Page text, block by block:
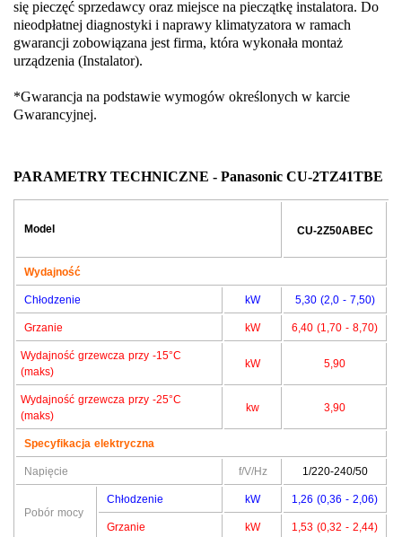
się pieczęć sprzedawcy oraz miejsce na pieczątkę instalatora. Do
nieodpłatnej diagnostyki i naprawy klimatyzatora w ramach
gwarancji zobowiązana jest firma, która wykonała montaż
urządzenia (Instalator).
*Gwarancja na podstawie wymogów określonych w karcie
Gwarancyjnej.
PARAMETRY TECHNICZNE - Panasonic CU-2TZ41TBE
Model CU-2Z50ABEC
Wydajność
Chłodzenie kW 5,30 (2,0 - 7,50)
Grzanie kW 6,40 (1,70 - 8,70)
Wydajność grzewcza przy -15°C
(maks)
kW 5,90
Wydajność grzewcza przy -25°C
(maks)
kw 3,90
Specyfikacja elektryczna
Napięcie f/V/Hz 1/220-240/50
Pobór mocy
Chłodzenie kW 1,26 (0,36 - 2,06)
Grzanie kW 1,53 (0,32 - 2,44)